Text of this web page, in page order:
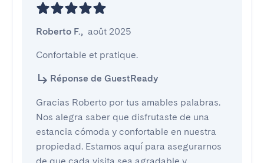
Roberto F., août 2025
Confortable et pratique.
Réponse de GuestReady
Gracias Roberto por tus amables palabras.
Nos alegra saber que disfrutaste de una
estancia cómoda y confortable en nuestra
propiedad. Estamos aquí para asegurarnos